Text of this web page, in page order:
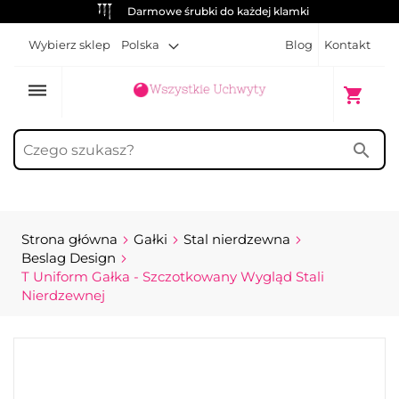
Darmowe śrubki do każdej klamki
Blog Kontakt
Wybierz sklep Polska
dehaze shopping_cart
Mój
search
Strona główna Gałki
Stal nierdzewna
Beslag Design
T Uniform Gałka - Szczotkowany Wygląd Stali
Nierdzewnej